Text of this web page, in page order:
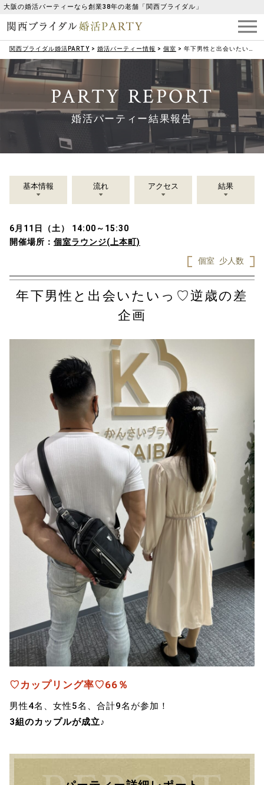
大阪の婚活パーティーなら創業38年の老舗「関西ブライダル」
関西ブライダル婚活PARTY > 婚活パーティー情報 > 個室 > 年下男性と出会いたいっ♡逆歳の差企画
PARTY REPORT
婚活パーティー結果報告
基本情報 流れ アクセス 結果
6月11日（土） 14:00～15:30
開催場所： 個室ラウンジ(上本町)
個室
少人数
年下男性と出会いたいっ♡逆歳の差
企画
♡カップリング率♡66％
男性4名、女性5名、合計9名が参加！
3組のカップルが成立♪